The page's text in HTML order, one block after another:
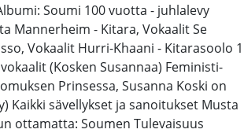
Soumi 100 vuotta - juhlalevy
Mannerheim - Kitara, Vokaalit Se
Vokaalit Hurri-Khaani - Kitarasoolo 1
(Kosken Susannaa) Feministi-
Prinsessa, Susanna Koski on
Kaikki sävellykset ja sanoitukset Musta
ottamatta: Soumen Tulevaisuus